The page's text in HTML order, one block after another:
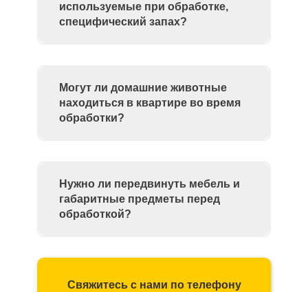
используемые при обработке,
специфический запах?
Могут ли домашние животные
находиться в квартире во время
обработки?
Нужно ли передвинуть мебель и
габаритные предметы перед
обработкой?
Свяжитесь с нами по телефону